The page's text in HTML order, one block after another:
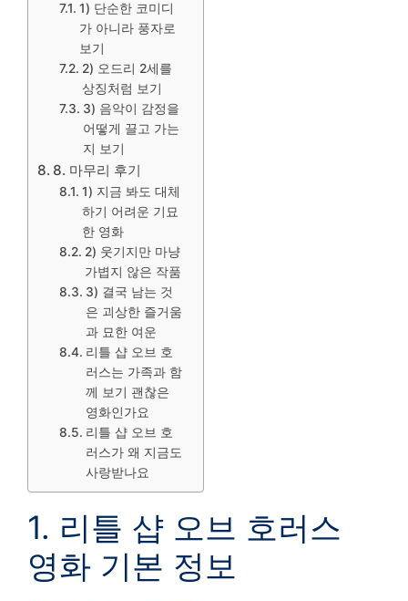
1) 단순한 코미디
가 아니라 풍자로
보기
2) 오드리 2세를
상징처럼 보기
3) 음악이 감정을
어떻게 끌고 가는
지 보기
8. 마무리 후기
1) 지금 봐도 대체
하기 어려운 기묘
한 영화
2) 웃기지만 마냥
가볍지 않은 작품
3) 결국 남는 것
은 괴상한 즐거움
과 묘한 여운
리틀 샵 오브 호
러스는 가족과 함
께 보기 괜찮은
영화인가요
리틀 샵 오브 호
러스가 왜 지금도
사랑받나요
1. 리틀 샵 오브 호러스
영화 기본 정보